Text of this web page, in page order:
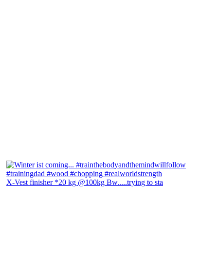
X-Vest finisher *20 kg @100kg Bw.....trying to sta